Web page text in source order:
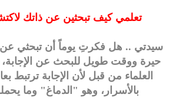
تعلمي كيف تبحثين عن ذاتك
سيدتي .. هل فكرتِ يوماً أن تبحثي عن
حيرة ووقت طويل للبحث عن الإجابة،
العلماء من قبل لأن الإجابة ترتبط
بالأسرار، وهو "الدماغ" وما